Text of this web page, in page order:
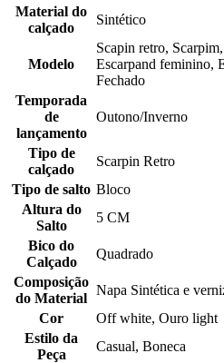
Material do
calçado
Sintético
Modelo
Scapin retro,
Escarpand feminino,
Fechado
Temporada
de
lançamento
Outono/Inverno
Tipo de
calçado
Scarpin Retro
Tipo de salto Bloco
Altura do
Salto
5 CM
Bico do
Calçado
Quadrado
Composição
do Material
Napa Sintética e
Cor
Off white, Ouro light
Estilo da
Peça
Casual, Boneca